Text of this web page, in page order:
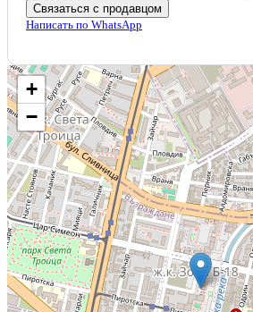
Связаться с продавцом
Написать по WhatsApp
+
−